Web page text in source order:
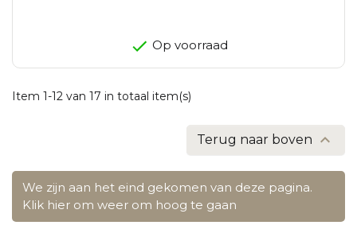
Op voorraad
Item 1-12 van 17 in totaal item(s)
Terug naar boven 
We zijn aan het eind gekomen van deze pagina.
Klik hier om weer om hoog te gaan